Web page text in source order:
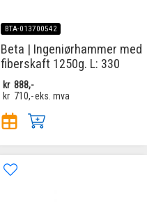
BTA-013700542
Beta | Ingeniørhammer med
fiberskaft 1250g. L: 330
kr 888,-
kr 710,-eks. mva